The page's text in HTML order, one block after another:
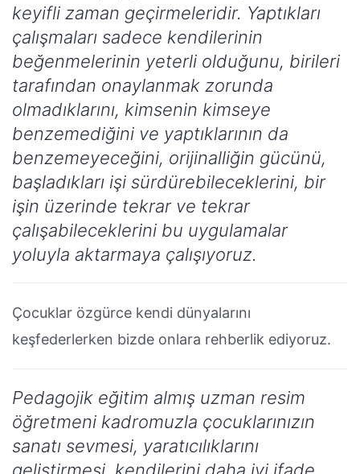
keyifli zaman geçirmeleridir. Yaptıkları
çalışmaları sadece kendilerinin
beğenmelerinin yeterli olduğunu, birileri
tarafından onaylanmak zorunda
olmadıklarını, kimsenin kimseye
benzemediğini ve yaptıklarının da
benzemeyeceğini, orijinalliğin gücünü,
başladıkları işi sürdürebileceklerini, bir
işin üzerinde tekrar ve tekrar
çalışabileceklerini bu uygulamalar
yoluyla aktarmaya çalışıyoruz.
Çocuklar özgürce kendi dünyalarını
keşfederlerken bizde onlara rehberlik ediyoruz.
Pedagojik eğitim almış uzman resim
öğretmeni kadromuzla çocuklarınızın
sanatı sevmesi, yaratıcılıklarını
geliştirmesi, kendilerini daha iyi ifade